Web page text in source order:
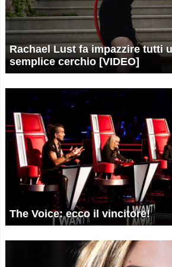
Rachael Lust fa impazzire tutti
semplice cerchio [VIDEO]
The Voice: ecco il vincitore!